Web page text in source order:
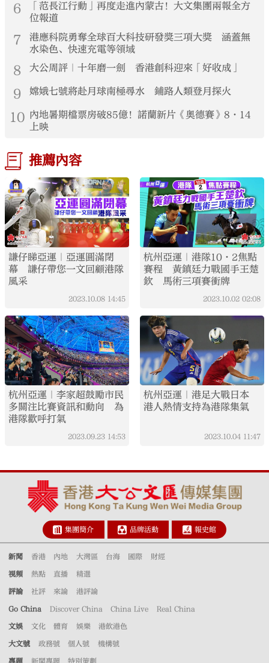
6
「范長江行動」再度走進內蒙古！大文集團兩報全方
位報道
7
港應科院勇奪全球百大科技研發獎三項大獎 涵蓋無
水染色、快速充電等領域
8 大公周評｜十年磨一劍 香港創科迎來「好收成」
9 嫦娥七號將赴月球南極尋水 鋪路人類登月探火
10 內地暑期檔票房破85億！諾蘭新片《奧德賽》8·14
上映
推薦內容
謙仔睇亞運｜亞運圓滿閉
幕 謙仔帶您一文回顧港隊
風采
2023.10.08 14:45
杭州亞運｜港隊10·2焦點
賽程 黃鎮廷力戰國手王楚
欽 馬術三項賽衝牌
2023.10.02 02:08
杭州亞運｜李家超鼓勵市民
多關注比賽資訊和動向 為
港隊歡呼打氣
2023.09.23 14:53
杭州亞運｜港足大戰日本
港人熱情支持為港隊集氣
2023.10.04 11:47
集團簡介 品牌活動 報史館
新聞 香港 內地 大灣區 台海 國際 財經
視頻 熱點 直播 精選
評論 社評 來論 港評論
Go China Discover China China Live Real China
文娛 文化 體育 娛樂 港飲港色
大文號 政務號 個人號 機構號
專題 新聞專題 特別策劃